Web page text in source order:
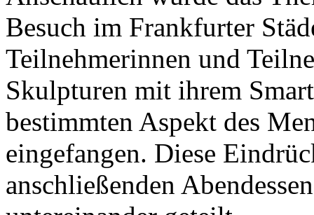
Besuch im Frankfurter
Teilnehmerinnen und
Skulpturen mit ihrem
bestimmten Aspekt des
eingefangen. Diese
anschließenden